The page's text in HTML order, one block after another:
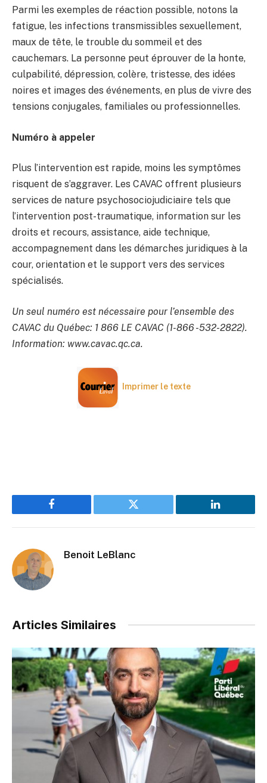
Parmi les exemples de réaction possible, notons la
fatigue, les infections transmissibles sexuellement,
maux de tête, le trouble du sommeil et des
cauchemars. La personne peut éprouver de la honte,
culpabilité, dépression, colère, tristesse, des idées
noires et images des événements, en plus de vivre des
tensions conjugales, familiales ou professionnelles.
Numéro à appeler
Plus l’intervention est rapide, moins les symptômes
risquent de s’aggraver. Les CAVAC offrent plusieurs
services de nature psychosociojudiciaire tels que
l’intervention post-traumatique, information sur les
droits et recours, assistance, aide technique,
accompagnement dans les démarches juridiques à la
cour, orientation et le support vers des services
spécialisés.
Un seul numéro est nécessaire pour l’ensemble des
CAVAC du Québec: 1 866 LE CAVAC (1-866 -532-2822).
Information: www.cavac.qc.ca.
Imprimer le texte
Facebook Twitter LinkedIn
Benoit LeBlanc
Articles Similaires